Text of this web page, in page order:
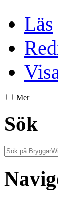
Läs
Mer
Sök